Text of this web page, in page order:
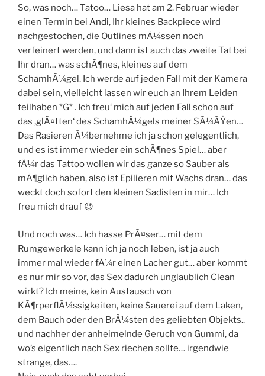
So, was noch… Tatoo… Liesa hat am 2. Februar wieder
einen Termin bei Andi, Ihr kleines Backpiece wird
nachgestochen, die Outlines mÃ¼ssen noch
verfeinert werden, und dann ist auch das zweite Tat bei
Ihr dran… was schÃ¶nes, kleines auf dem
SchamhÃ¼gel. Ich werde auf jeden Fall mit der Kamera
dabei sein, vielleicht lassen wir euch an Ihrem Leiden
teilhaben *G* . Ich freu‘ mich auf jeden Fall schon auf
das ‚glÃ¤tten‘ des SchamhÃ¼gels meiner SÃ¼ÃŸen…
Das Rasieren Ã¼bernehme ich ja schon gelegentlich,
und es ist immer wieder ein schÃ¶nes Spiel… aber
fÃ¼r das Tattoo wollen wir das ganze so Sauber als
mÃ¶glich haben, also ist Epilieren mit Wachs dran… das
weckt doch sofort den kleinen Sadisten in mir… Ich
freu mich drauf 😉
Und noch was… Ich hasse PrÃ¤ser… mit dem
Rumgewerkele kann ich ja noch leben, ist ja auch
immer mal wieder fÃ¼r einen Lacher gut… aber kommt
es nur mir so vor, das Sex dadurch unglaublich Clean
wirkt? Ich meine, kein Austausch von
KÃ¶rperflÃ¼ssigkeiten, keine Sauerei auf dem Laken,
dem Bauch oder den BrÃ¼sten des geliebten Objekts..
und nachher der anheimelnde Geruch von Gummi, da
wo’s eigentlich nach Sex riechen sollte… irgendwie
strange, das….